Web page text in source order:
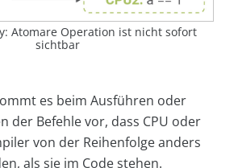
Atomare Operation ist nicht sofort
sichtbar
es beim Ausführen oder
der Befehle vor, dass CPU oder
von der Reihenfolge anders
als sie im Code stehen.